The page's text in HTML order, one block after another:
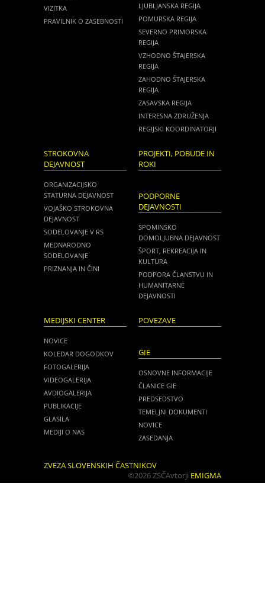
VIZITKA
PRAVILNIK O ZASEBNOSTI
LJUBLJANSKA REGIJA
POMURSKA REGIJA
SEVERNO PRIMORSKA
REGIJA
VZHODNO ŠTAJERSKA
REGIJA
ZAHODNO ŠTAJERSKA
REGIJA
ZASAVSKA REGIJA
INTERESNA ZDRUŽENJA
REGIJSKI KOORDINATORJI
STROKOVNA
DEJAVNOST
ORGANIZACIJSKO
STATURNA DEJAVNOST
VOJAŠKO STROKOVNA
DEJAVNOST
SODELOVANJE V RS
MEDNARODNO
SODELOVANJE
PRIZNANJA IN ČINI
PROJEKTI, POBUDE IN
ROKI
PODPORNE
DEJAVNOSTI
SPOMINSKO
DOMOLJUBNA DEJAVNOST
ŠPORT, REKREACIJA IN
KULTURA
PODPORA ČLANSTVU IN
HUMANITARNE
DEJAVNOSTI
MEDIJSKI CENTER
NOVICE
KOLEDAR DOGODKOV
FOTOGALERIJA
VIDEOGALERIJA
AVDIOGALERIJA
PUBLIKACIJE
GLASILA
MEDIJI O NAS
POVEZAVE
GIE
OSNOVNE INFORMACIJE
ČLANICE GIE
PREDSEDSTVO
TEMELJNI DOKUMENTI
NOVICE
ZASEDANJA
ZVEZA SLOVENSKIH ČASTNIKOV
©2026 ZSČAvtorji EMIGMA